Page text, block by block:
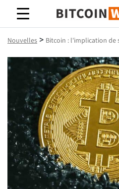
Bitcoin
Nouvelles > Bitcoin : l'implication de